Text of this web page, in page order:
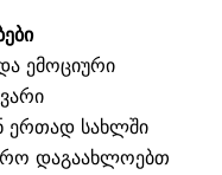
ემოციური
ერთად სახლში
დაგაახლოებთ